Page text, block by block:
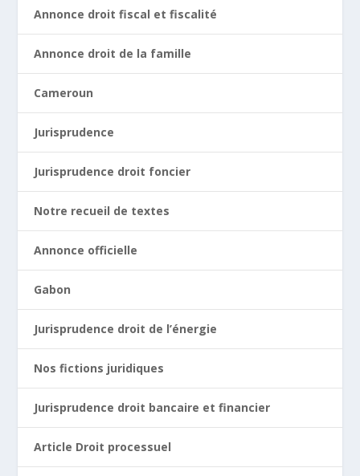
Annonce droit fiscal et fiscalité
Annonce droit de la famille
Cameroun
Jurisprudence
Jurisprudence droit foncier
Notre recueil de textes
Annonce officielle
Gabon
Jurisprudence droit de l’énergie
Nos fictions juridiques
Jurisprudence droit bancaire et financier
Article Droit processuel